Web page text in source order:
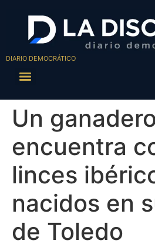
DIARIO DEMOCRÁTICO
Un
encuentra
linces
nacidos en
de Toledo